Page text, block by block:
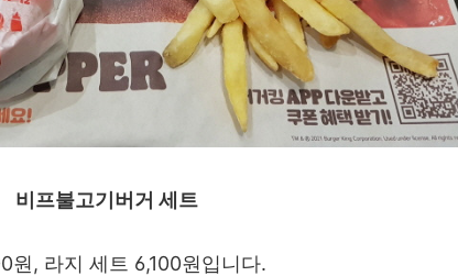
비프불고기버거 세트
, 라지 세트 6,100원입니다.